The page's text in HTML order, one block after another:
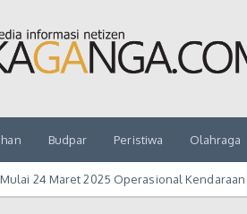
Budpar Peristiwa Olahraga
Mulai 24 Maret 2025 Operasional Kendaraan